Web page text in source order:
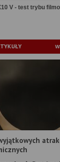
V - test trybu